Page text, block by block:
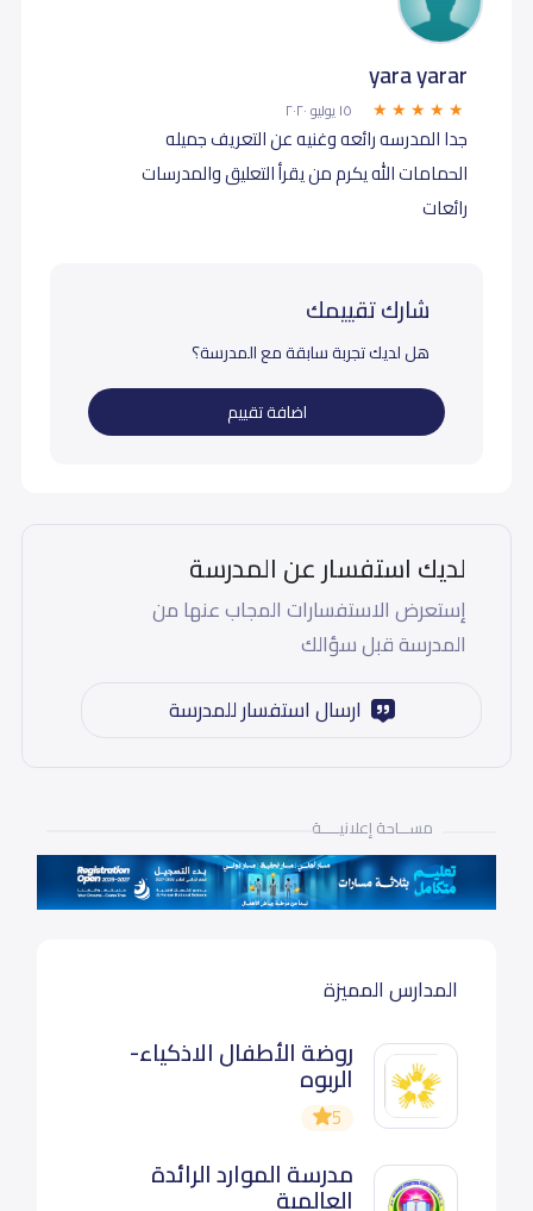
yara yarar
١٥ يوليو ٢٠٢٠
جدا المدرسه رائعه وغنيه عن التعريف جميله
الحمامات الله يكرم من يقرأ التعليق والمدرسات
رائعات
شارك تقييمك
هل لديك تجربة سابقة مع المدرسة؟
اضافة تقييم
لديك استفسار عن المدرسة
إستعرض الاستفسارات المجاب عنها من
المدرسة قبل سؤالك
ارسال استفسار للمدرسة
مســـاحة إعلانيـــــة
المدارس المميزة
روضة الأطفال الاذكياء-
الربوه
5
مدرسة الموارد الرائدة
العالمية